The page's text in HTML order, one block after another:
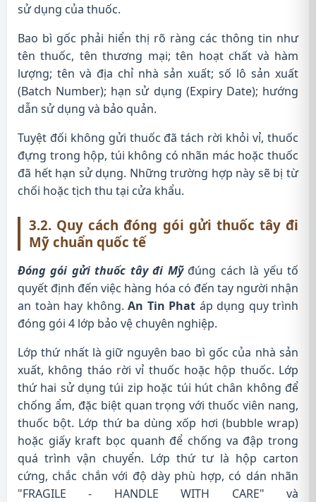
sử dụng của thuốc.
Bao bì gốc phải hiển thị rõ ràng các thông tin như
tên thuốc, tên thương mại; tên hoạt chất và hàm
lượng; tên và địa chỉ nhà sản xuất; số lô sản xuất
(Batch Number); hạn sử dụng (Expiry Date); hướng
dẫn sử dụng và bảo quản.
Tuyệt đối không gửi thuốc đã tách rời khỏi vỉ, thuốc
đựng trong hộp, túi không có nhãn mác hoặc thuốc
đã hết hạn sử dụng. Những trường hợp này sẽ bị từ
chối hoặc tịch thu tại cửa khẩu.
3.2. Quy cách đóng gói gửi thuốc tây đi
Mỹ chuẩn quốc tế
Đóng gói gửi thuốc tây đi Mỹđúng cách là yếu tố
quyết định đến việc hàng hóa có đến tay người nhận
an toàn hay không. An Tin Phat áp dụng quy trình
đóng gói 4 lớp bảo vệ chuyên nghiệp.
Lớp thứ nhất là giữ nguyên bao bì gốc của nhà sản
xuất, không tháo rời vỉ thuốc hoặc hộp thuốc. Lớp
thứ hai sử dụng túi zip hoặc túi hút chân không để
chống ẩm, đặc biệt quan trọng với thuốc viên nang,
thuốc bột. Lớp thứ ba dùng xốp hơi (bubble wrap)
hoặc giấy kraft bọc quanh để chống va đập trong
quá trình vận chuyển. Lớp thứ tư là hộp carton
cứng, chắc chắn với độ dày phù hợp, có dán nhãn
"FRAGILE - HANDLE WITH CARE" và